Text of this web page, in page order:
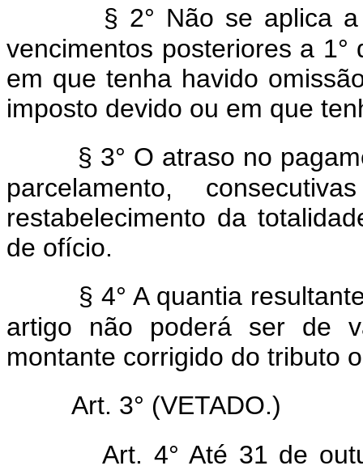
§ 2° Não se aplica
vencimentos posteriores a
em que tenha havido
imposto devido ou em que
§ 3° O atraso no
parcelamento,
restabelecimento da
de ofício.
§ 4° A quantia
artigo não poderá ser de
montante corrigido do tributo
Art. 3° (VETADO.)
Art. 4° Até 31 de